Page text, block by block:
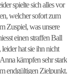
spielte sich alles vor
welcher sofort zum
Zuspiel, was unsere
einen straffen Ball
hat sie ihn nicht
kämpfen sehr stark
endgültigen Zielpunkt.